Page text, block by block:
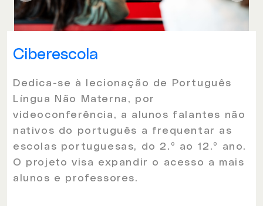
Ciberescola
Dedica-se à lecionação de Português
Língua Não Materna, por
videoconferência, a alunos falantes não
nativos do português a frequentar as
escolas portuguesas, do 2.º ao 12.º ano.
O projeto visa expandir o acesso a mais
alunos e professores.